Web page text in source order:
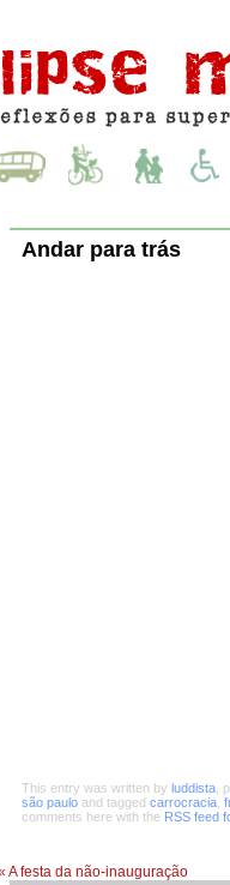
Andar para trás
This entry was written by luddista ,
são paulo and tagged carrocracia
comments here with the RSS feed
A festa da não-inauguração